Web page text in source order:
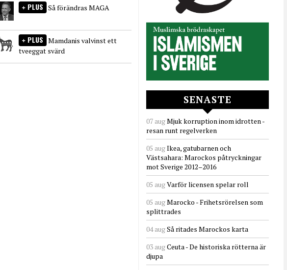
PLUS Så förändras MAGA
PLUS Mamdanis valvinst ett
tveeggat svärd
SENASTE
07 augMjuk korruption inom idrotten -
resan runt regelverken
05 augIkea, gatubarnen och
Västsahara: Marockos påtryckningar
mot Sverige 2012–2016
05 augVarför licensen spelar roll
05 augMarocko - Frihetsrörelsen som
splittrades
04 augSå ritades Marockos karta
03 augCeuta - De historiska rötterna är
djupa